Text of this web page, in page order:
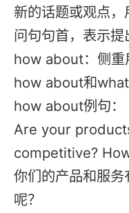
新的话题或观点
问句句首，表示提
how about：侧重
how about和
how about例句：
Are your
competitive?
你们的产品和服
呢？